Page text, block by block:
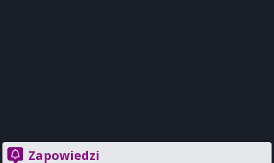
Zapowiedzi